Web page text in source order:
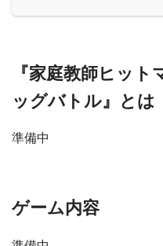
『家庭教師ヒッ
ッグバトル』とは
準備中
ゲーム内容